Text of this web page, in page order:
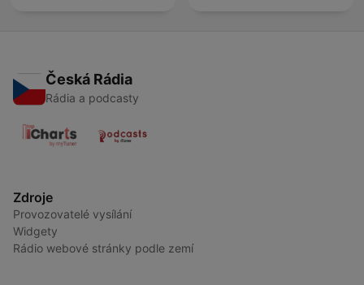
Česká Rádia
Rádia a podcasty
Zdroje
Provozovatelé vysílání
Widgety
Rádio webové stránky podle zemí